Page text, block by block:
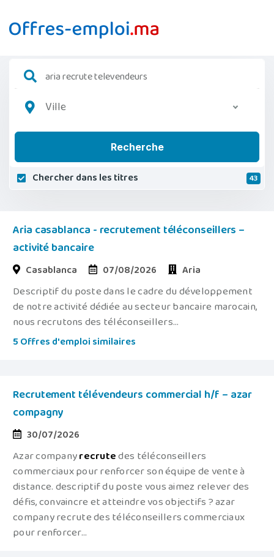
Ville
Recherche
Chercher dans les titres 43
Aria casablanca - recrutement téléconseillers –
activité bancaire
Casablanca 07/08/2026 Aria
Descriptif du poste dans le cadre du développement
de notre activité dédiée au secteur bancaire marocain,
nous recrutons des téléconseillers...
5 Offres d'emploi similaires
Recrutement télévendeurs commercial h/f – azar
compagny
30/07/2026
Azar companyrecrutedes téléconseillers
commerciaux pour renforcer son équipe de vente à
distance. descriptif du poste vous aimez relever des
défis, convaincre et atteindre vos objectifs ? azar
company recrute des téléconseillers commerciaux
pour renforcer...